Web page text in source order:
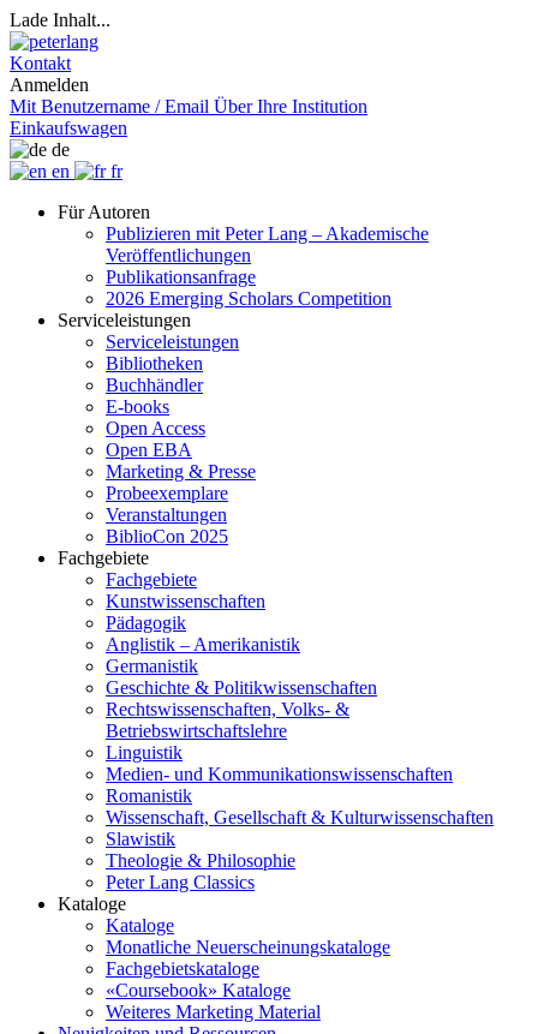
Lade Inhalt...
Kontakt
Anmelden
Mit Benutzername / Email Über Ihre Institution
Einkaufswagen
de
en
fr
Für Autoren
Publizieren mit Peter Lang – Akademische
Veröffentlichungen
Publikationsanfrage
2026 Emerging Scholars Competition
Serviceleistungen
Serviceleistungen
Bibliotheken
Buchhändler
E-books
Open Access
Open EBA
Marketing & Presse
Probeexemplare
Veranstaltungen
BiblioCon 2025
Fachgebiete
Fachgebiete
Kunstwissenschaften
Pädagogik
Anglistik – Amerikanistik
Germanistik
Geschichte & Politikwissenschaften
Rechtswissenschaften, Volks- &
Betriebswirtschaftslehre
Linguistik
Medien- und Kommunikationswissenschaften
Romanistik
Wissenschaft, Gesellschaft & Kulturwissenschaften
Slawistik
Theologie & Philosophie
Peter Lang Classics
Kataloge
Kataloge
Monatliche Neuerscheinungskataloge
Fachgebietskataloge
«Coursebook» Kataloge
Weiteres Marketing Material